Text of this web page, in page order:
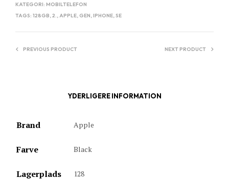
KATEGORI: MOBILTELEFON
TAGS: 128GB 2. APPLE GEN IPHONE SE
PREVIOUS PRODUCT NEXT PRODUCT
YDERLIGERE INFORMATION
Brand Apple
Farve Black
Lagerplads 128